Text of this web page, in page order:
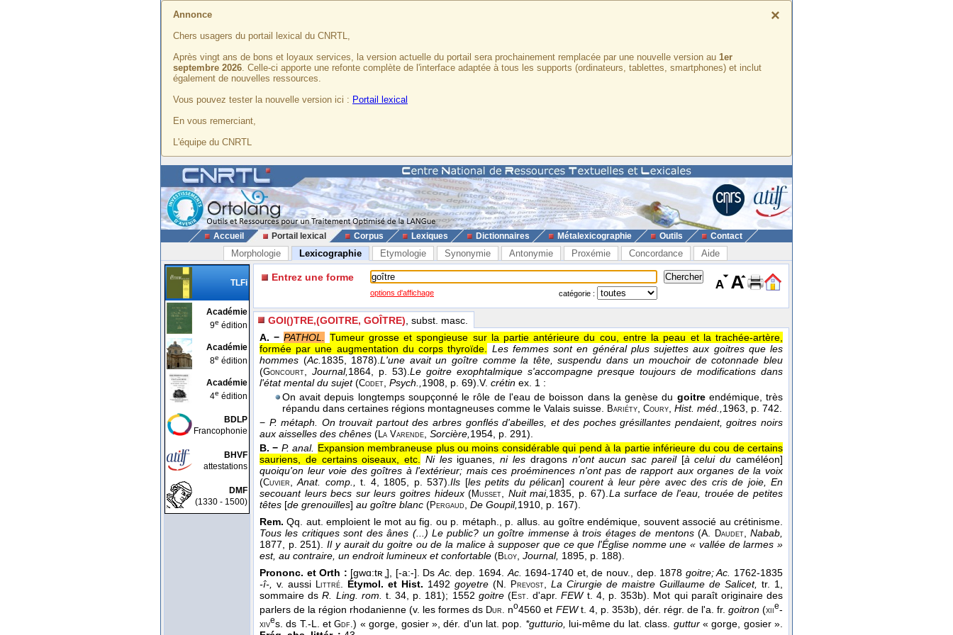
×
Annonce
Chers usagers du portail lexical du CNRTL,
Après vingt ans de bons et loyaux services, la version actuelle du portail sera prochainement remplacée par une nouvelle version au 1er
septembre 2026. Celle-ci apporte une refonte complète de l'interface adaptée à tous les supports (ordinateurs, tablettes, smartphones) et inclut
également de nouvelles ressources.
Vous pouvez tester la nouvelle version ici : Portail lexical
En vous remerciant,
L'équipe du CNRTL
Accueil Portail lexical Corpus Lexiques Dictionnaires Métalexicographie Outils Contact
Morphologie Lexicographie Etymologie Synonymie Antonymie Proxémie Concordance Aide
TLFi
Académie
9e édition
Académie
8e édition
Académie
4e édition
BDLP
Francophonie
BHVF
attestations
DMF
(1330 - 1500)
Entrez une forme
options d'affichage catégorie :
GOI()TRE,(GOITRE, GOÎTRE) , subst. masc.
A. − PATHOL. Tumeur grosse et spongieuse sur la partie antérieure du cou, entre la peau et la trachée-artère,
formée par une augmentation du corps thyroïde. Les femmes sont en général plus sujettes aux goitres que les
hommes (Ac.1835, 1878).L'une avait un goître comme la tête, suspendu dans un mouchoir de cotonnade bleu
(Goncourt, Journal,1864, p. 53).Le goitre exophtalmique s'accompagne presque toujours de modifications dans
l'état mental du sujet(Codet, Psych.,1908, p. 69).V. crétin ex. 1 :
On avait depuis longtemps soupçonné le rôle de l'eau de boisson dans la genèse du goitre endémique, très
répandu dans certaines régions montagneuses comme le Valais suisse. Bariéty, Coury, Hist. méd.,1963, p. 742.
− P. métaph. On trouvait partout des arbres gonflés d'abeilles, et des poches grésillantes pendaient, goitres noirs
aux aisselles des chênes (La Varende, Sorcière,1954, p. 291).
B. − P. anal. Expansion membraneuse plus ou moins considérable qui pend à la partie inférieure du cou de certains
sauriens, de certains oiseaux, etc. Ni les iguanes,ni les dragons n'ont aucun sac pareil [à celui ducaméléon]
quoiqu'on leur voie des goîtres à l'extérieur; mais ces proéminences n'ont pas de rapport aux organes de la voix
(Cuvier,Anat. comp.,t. 4, 1805, p. 537).Ils [les petits du pélican] courent à leur père avec des cris de joie, En
secouant leurs becs sur leurs goitres hideux(Musset, Nuit mai,1835, p. 67).La surface de l'eau, trouée de petites
têtes [de grenouilles] au goître blanc (Pergaud, De Goupil,1910, p. 167).
Rem.Qq. aut. emploient le mot au fig. ou p. métaph., p. allus. au goître endémique, souvent associé au crétinisme.
Tous les critiques sont des ânes (...) Le public? un goître immense à trois étages de mentons(A. Daudet,Nabab,
1877, p. 251).Il y aurait du goitre ou de la malice à supposer que ce que l'Église nomme une « vallée de larmes »
est, au contraire, un endroit lumineux et confortable (Bloy, Journal, 1895, p. 188).
Prononc. et Orth : [gwɑ:tʀ ̥], [-a:-]. DsAc.dep. 1694.Ac. 1694-1740 et, de nouv., dep. 1878 goitre; Ac. 1762-1835
-î-, v. aussi Littré. Étymol. et Hist. 1492 goyetre (N. Prevost, La Cirurgie de maistre Guillaume de Salicet, tr. 1,
sommaire dsR. Ling. rom. t. 34, p. 181); 1552 goitre(Est. d'apr.FEW t. 4, p. 353b). Mot qui paraît originaire des
parlers de la région rhodanienne (v. les formes ds Dur. no4560 et FEWt. 4, p. 353b), dér. régr. de l'a. fr. goitron(xiie-
xives. ds T.-L. etGdf.) « gorge, gosier », dér. d'un lat. pop. *gutturio, lui-même du lat. class. guttur « gorge, gosier ».